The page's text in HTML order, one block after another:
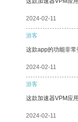
2024-02-11
游客
这款app的功能非常
2024-02-11
游客
这款加速器VPM应
2024-02-11